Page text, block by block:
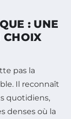
: UNE
CHOIX
pas la
Il reconnaît
quotidiens,
denses où la